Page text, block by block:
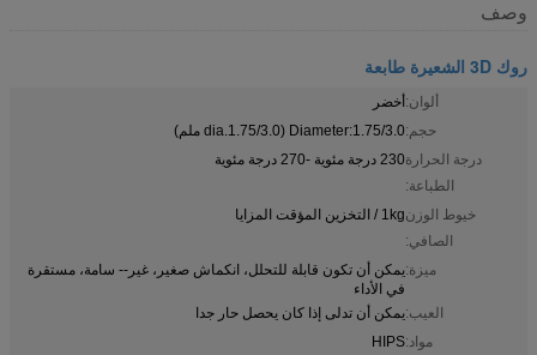
وصف
روك 3D الشعيرة طابعة
ألوان:أخضر
حجم:Diameter:1.75/3.0 (dia.1.75/3.0 ملم)
درجة الحرارة
الطباعة:
230 درجة مئوية -270 درجة مئوية
خيوط الوزن
الصافي:
1kg / التخزين المؤقت المزايا
ميزة:يمكن أن تكون قابلة للتحلل، انكماش صغير، غير-- سامة، مستقرة
في الأداء
العيب:يمكن أن تدلى إذا كان يحصل حار جدا
مواد:HIPS